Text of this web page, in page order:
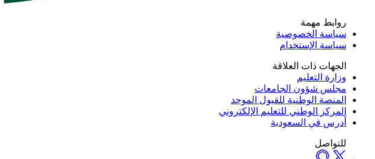
روابط مهمة
سياسة الخصوصية
سياسة الإستخدام
الجهات ذات العلاقة
وزارة التعليم
مجلس شؤون الجامعات
المنصة الوطنية للقبول الموحد
المركز الوطني للتعليم الإلكتروني
أدرس في السعودية
للتواصل